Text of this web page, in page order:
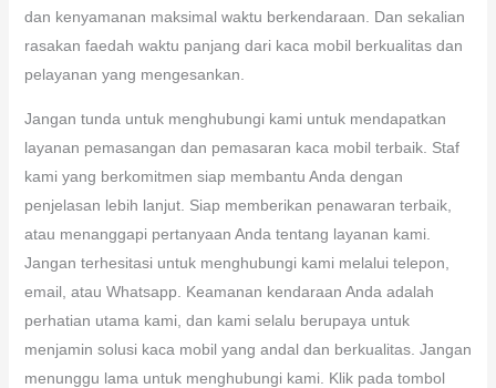
dan kenyamanan maksimal waktu berkendaraan. Dan sekalian
rasakan faedah waktu panjang dari kaca mobil berkualitas dan
pelayanan yang mengesankan.
Jangan tunda untuk menghubungi kami untuk mendapatkan
layanan pemasangan dan pemasaran kaca mobil terbaik. Staf
kami yang berkomitmen siap membantu Anda dengan
penjelasan lebih lanjut. Siap memberikan penawaran terbaik,
atau menanggapi pertanyaan Anda tentang layanan kami.
Jangan terhesitasi untuk menghubungi kami melalui telepon,
email, atau Whatsapp. Keamanan kendaraan Anda adalah
perhatian utama kami, dan kami selalu berupaya untuk
menjamin solusi kaca mobil yang andal dan berkualitas. Jangan
menunggu lama untuk menghubungi kami. Klik pada tombol